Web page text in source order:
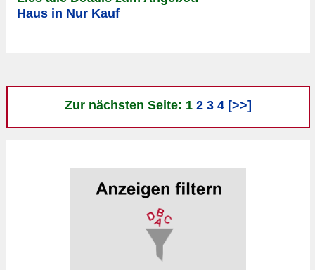
Haus in Nur Kauf
Zur nächsten Seite: 1 2 3 4 [>>]